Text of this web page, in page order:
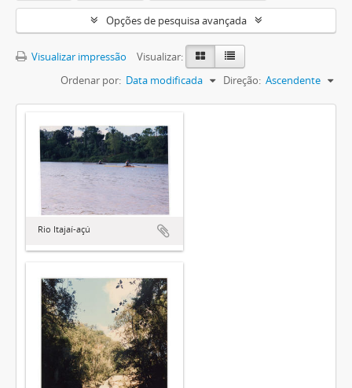
Opções de pesquisa avançada
Visualizar impressão
Visualizar:
Ordenar por: Data modificada Direção: Ascendente
Rio Itajaí-açú